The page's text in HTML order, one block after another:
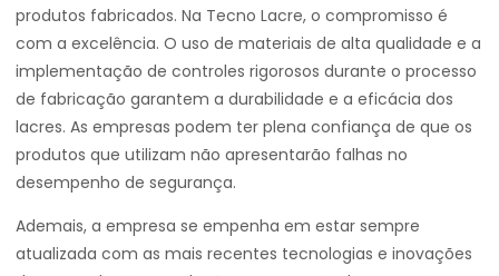
produtos fabricados. Na Tecno Lacre, o compromisso é
com a excelência. O uso de materiais de alta qualidade e a
implementação de controles rigorosos durante o processo
de fabricação garantem a durabilidade e a eficácia dos
lacres. As empresas podem ter plena confiança de que os
produtos que utilizam não apresentarão falhas no
desempenho de segurança.
Ademais, a empresa se empenha em estar sempre
atualizada com as mais recentes tecnologias e inovações